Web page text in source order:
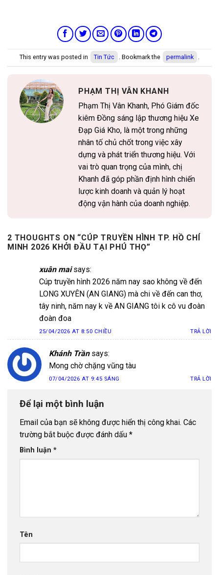
This entry was posted in Tin Tức . Bookmark the permalink
PHẠM THỊ VÂN KHANH
Phạm Thị Vân Khanh, Phó Giám đốc
kiêm Đồng sáng lập thương hiệu Xe
Đạp Giá Kho, là một trong những
nhân tố chủ chốt trong việc xây
dựng và phát triển thương hiệu. Với
vai trò quan trọng của mình, chị
Khanh đã góp phần định hình chiến
lược kinh doanh và quản lý hoạt
động vận hành của doanh nghiệp.
2 THOUGHTS ON “CÚP TRUYỀN HÌNH TP. HỒ CHÍ
MINH 2026 KHỞI ĐẦU TẠI PHÚ THỌ”
xuân mai says:
Cúp truyền hình 2026 năm nay sao không về đến
LONG XUYÊN (AN GIANG) mà chi về đến can thơ,
tây ninh, năm nay k về AN GIANG tôi k cô vu đoàn
đoàn đoa
25/04/2026 AT 8:50 CHIỀU TRẢ LỜI
Khánh Trần says:
Mong chờ chặng vũng tàu
07/04/2026 AT 9:45 SÁNG TRẢ LỜI
Để lại một bình luận
Email của bạn sẽ không được hiển thị công khai. Các
trường bắt buộc được đánh dấu *
Bình luận *
Tên